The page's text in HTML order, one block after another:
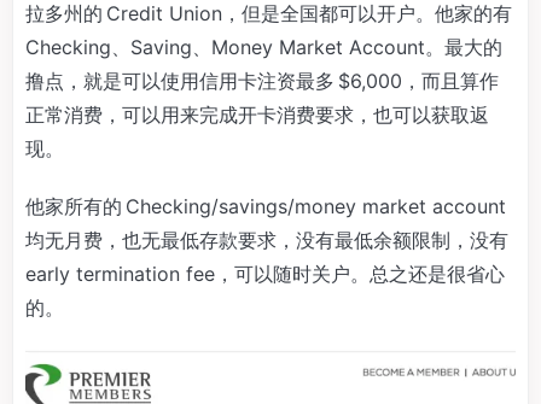
拉多州的 Credit Union，但是全国都可以开户。他家的有
Checking、Saving、Money Market Account。最大的
撸点，就是可以使用信用卡注资最多 $6,000，而且算作
正常消费，可以用来完成开卡消费要求，也可以获取返
现。
他家所有的 Checking/savings/money market account
均无月费，也无最低存款要求，没有最低余额限制，没有
early termination fee，可以随时关户。总之还是很省心
的。